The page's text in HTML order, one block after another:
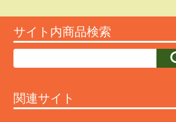
サイト内商品検索
関連サイト